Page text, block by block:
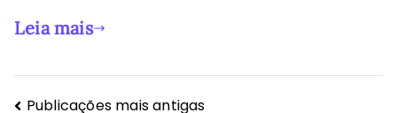
Leia mais
Publicações mais antigas